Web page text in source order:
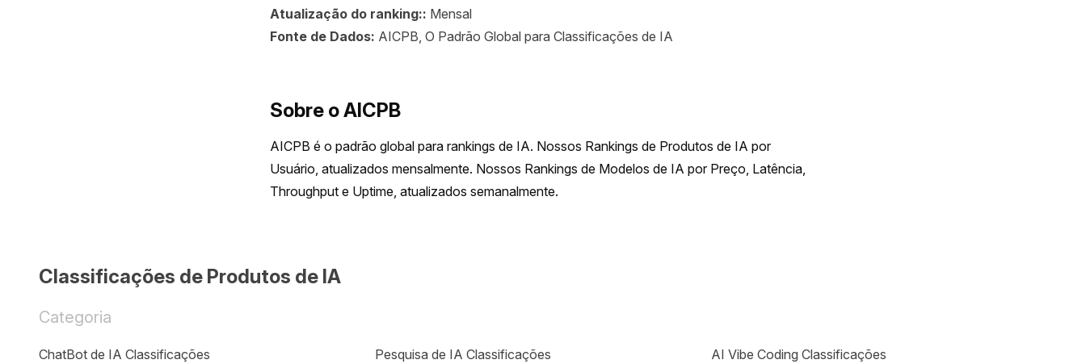
Atualização do ranking:: Mensal
Fonte de Dados: AICPB, O Padrão Global para Classificações de IA
Sobre o AICPB
AICPB é o padrão global para rankings de IA. Nossos Rankings de Produtos de IA por
Usuário, atualizados mensalmente. Nossos Rankings de Modelos de IA por Preço, Latência,
Throughput e Uptime, atualizados semanalmente.
Classificações de Produtos de IA
Categoria
ChatBot de IA Classificações Pesquisa de IA Classificações
AI Vibe Coding Classificações